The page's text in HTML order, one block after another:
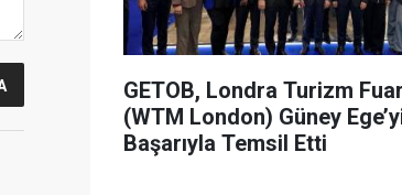
GETOB, Londra Turizm
(WTM London) Güney
Başarıyla Temsil Etti